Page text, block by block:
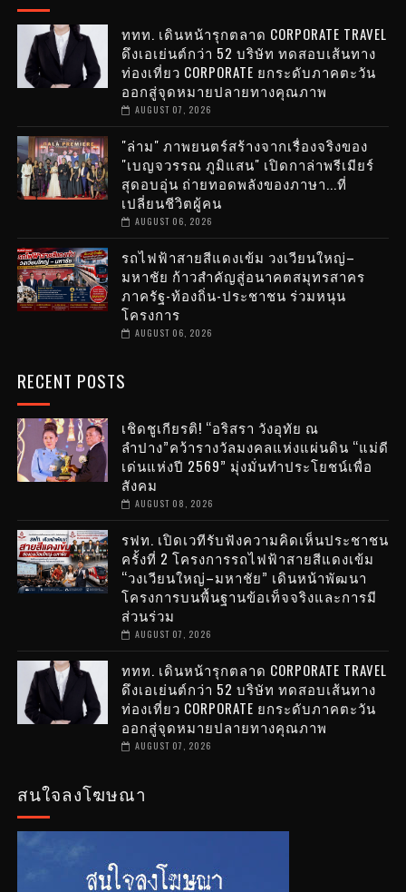
ททท. เดินหน้ารุกตลาด CORPORATE TRAVEL
ดึงเอเย่นต์กว่า 52 บริษัท ทดสอบเส้นทาง
ท่องเที่ยว CORPORATE ยกระดับภาคตะวัน
ออกสู่จุดหมายปลายทางคุณภาพ
AUGUST 07, 2026
"ล่าม" ภาพยนตร์สร้างจากเรื่องจริงของ
"เบญจวรรณ ภูมิแสน" เปิดกาล่าพรีเมียร์
สุดอบอุ่น ถ่ายทอดพลังของภาษา...ที่
เปลี่ยนชีวิตผู้คน
AUGUST 06, 2026
รถไฟฟ้าสายสีแดงเข้ม วงเวียนใหญ่–
มหาชัย ก้าวสำคัญสู่อนาคตสมุทรสาคร
ภาครัฐ-ท้องถิ่น-ประชาชน ร่วมหนุน
โครงการ
AUGUST 06, 2026
RECENT POSTS
เชิดชูเกียรติ! “อริสรา วังอุทัย ณ
ลำปาง”คว้ารางวัลมงคลแห่งแผ่นดิน “แม่ดี
เด่นแห่งปี 2569” มุ่งมั่นทำประโยชน์เพื่อ
สังคม
AUGUST 08, 2026
รฟท. เปิดเวทีรับฟังความคิดเห็นประชาชน
ครั้งที่ 2 โครงการรถไฟฟ้าสายสีแดงเข้ม
“วงเวียนใหญ่–มหาชัย” เดินหน้าพัฒนา
โครงการบนพื้นฐานข้อเท็จจริงและการมี
ส่วนร่วม
AUGUST 07, 2026
ททท. เดินหน้ารุกตลาด CORPORATE TRAVEL
ดึงเอเย่นต์กว่า 52 บริษัท ทดสอบเส้นทาง
ท่องเที่ยว CORPORATE ยกระดับภาคตะวัน
ออกสู่จุดหมายปลายทางคุณภาพ
AUGUST 07, 2026
สนใจลงโฆษณา